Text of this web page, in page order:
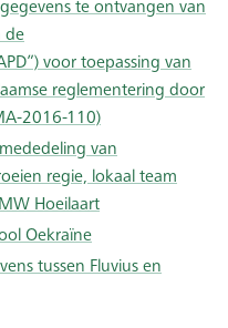
te ontvangen van
de
voor toepassing van
reglementering door
2016-110)
van
regie, lokaal team
Hoeilaart
Oekraïne
tussen Fluvius en